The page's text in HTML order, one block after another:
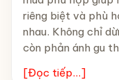
riêng biệt và phù
nhau. Không chỉ
còn phản ánh gu
[Đọc tiếp...]